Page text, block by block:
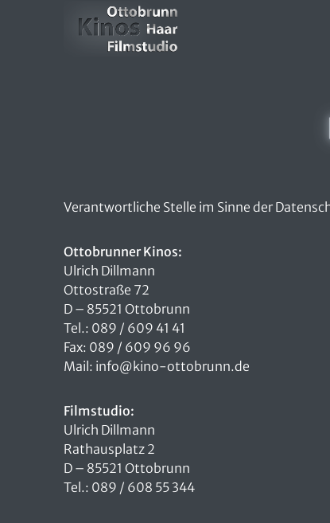
Zum Hauptinhalt springen
Verantwortliche Stelle im Sinne der
Ottobrunner Kinos:
Ulrich Dillmann
Ottostraße 72
D – 85521 Ottobrunn
Tel.: 089 / 609 41 41
Fax: 089 / 609 96 96
Mail: info@kino-ottobrunn.de
Filmstudio:
Ulrich Dillmann
Rathausplatz 2
D – 85521 Ottobrunn
Tel.: 089 / 608 55 344